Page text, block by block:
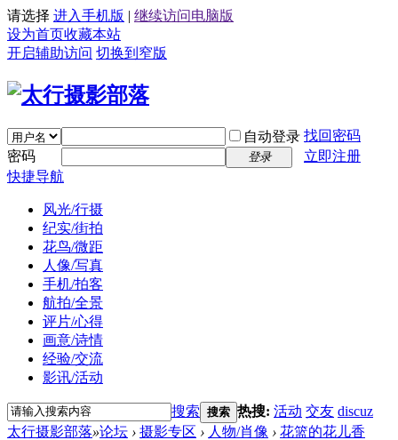
请选择 进入手机版 | 继续访问电脑版
设为首页收藏本站
开启辅助访问 切换到窄版
自动登录 找回密码
密码
登录
立即注册
快捷导航
风光/行摄
纪实/街拍
花鸟/微距
人像/写真
手机/拍客
航拍/全景
评片/心得
画意/诗情
经验/交流
影讯/活动
搜索 搜索 热搜: 活动 交友 discuz
太行摄影部落»论坛 › 摄影专区 › 人物/肖像 › 花篮的花儿香